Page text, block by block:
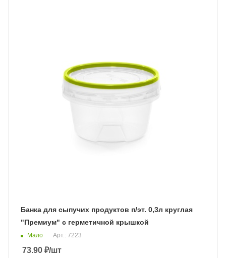
Банка для сыпучих продуктов п/эт. 0,3л круглая
"Премиум" с герметичной крышкой
Мало Арт.: 7223
73.90 ₽/шт